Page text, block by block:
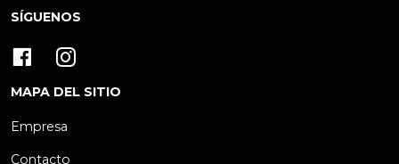
SÍGUENOS
MAPA DEL SITIO
Empresa
Contacto